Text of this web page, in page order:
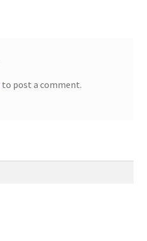
to post a comment.